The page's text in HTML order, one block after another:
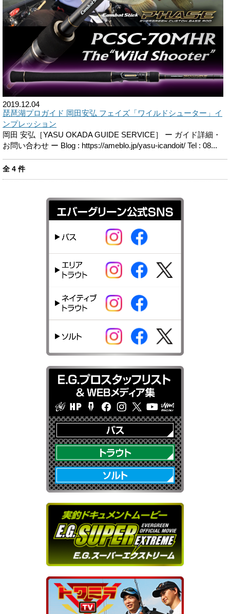
2019.12.04
琵琶湖プロガイド 岡田安弘 フェイズ「ワイルドシューター」イ
ンプレッション
岡田 安弘［YASU OKADA GUIDE SERVICE］ ー ガイド詳細・
お問い合わせ ー Blog : https://ameblo.jp/yasu-icandoit/ Tel : 08...
全 4 件